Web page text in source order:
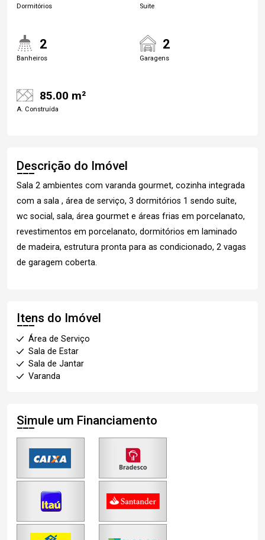
Dormitórios Suite
2
Banheiros
2
Garagens
85.00 m²
A. Construída
Descrição do Imóvel
Sala 2 ambientes com varanda gourmet, cozinha integrada
com a sala , área de serviço, 3 dormitórios 1 sendo suíte,
wc social, sala, área gourmet e áreas frias em porcelanato,
revestimentos em porcelanato, dormitórios em laminado
de madeira, estrutura pronta para as condicionado, 2 vagas
de garagem coberta.
Itens do Imóvel
Área de Serviço
Sala de Estar
Sala de Jantar
Varanda
Simule um Financiamento